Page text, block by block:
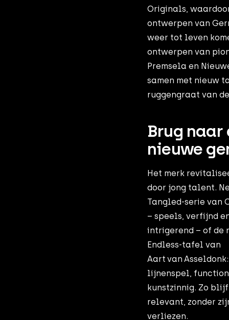
Originals,
ontwerpen van
weer tot leven
ontwerpen van
Premsela en
samen met nieuw
ruggengraat van
Brug naar
nieuwe
Het merk
door jong talent.
Tangled‑serie van
– speels, verfijnd
intrigerend – of de
Endless‑tafel van
Aart van
lijnenspel,
kunstzinnig. Zo
relevant, zonder
verliezen.